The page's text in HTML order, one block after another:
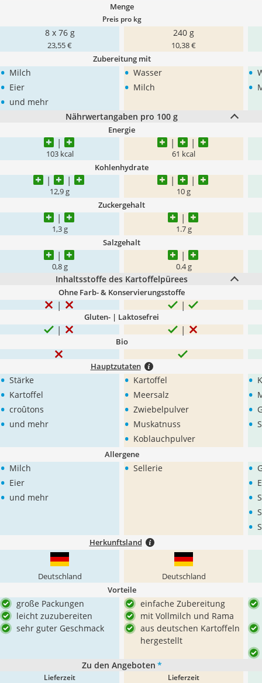
Menge
Preis pro kg
8 x 76 g
23,55 €
240 g
10,38 €
Zubereitung mit
• Milch
• Eier
• und mehr
• Wasser
• Milch
•
•
Nährwertangaben pro 100 g
Energie
103 kcal 61 kcal
Kohlenhydrate
12,9 g 10 g
Zuckergehalt
1,3 g 1.7 g
Salzgehalt
0,8 g 0.4 g
Inhaltsstoffe des Kartoffelpürees
Ohne Farb- & Konservierungsstoffe
Gluten- | Laktosefrei
Bio
Hauptzutaten
• Stärke
• Kartoffel
• croûtons
• und mehr
• Kartoffel
• Meersalz
• Zwiebelpulver
• Muskatnuss
• Koblauchpulver
•
•
•
•
Allergene
• Milch
• Eier
• und mehr
• Sellerie •
•
•
•
•
Herkunftsland
Deutschland Deutschland
Vorteile
große Packungen
leicht zuzubereiten
sehr guter Geschmack
einfache Zubereitung
mit Vollmilch und Rama
aus deutschen Kartoffeln
hergestellt
Zu den Angeboten *
Lieferzeit Lieferzeit